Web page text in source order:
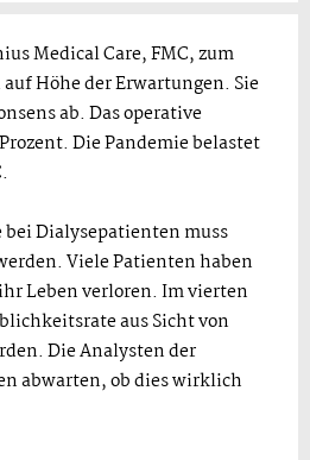
Medical Care, FMC, zum
Höhe der Erwartungen. Sie
ab. Das operative
Die Pandemie belastet
Dialysepatienten muss
Viele Patienten haben
Leben verloren. Im vierten
aus Sicht von
Die Analysten der
abwarten, ob dies wirklich